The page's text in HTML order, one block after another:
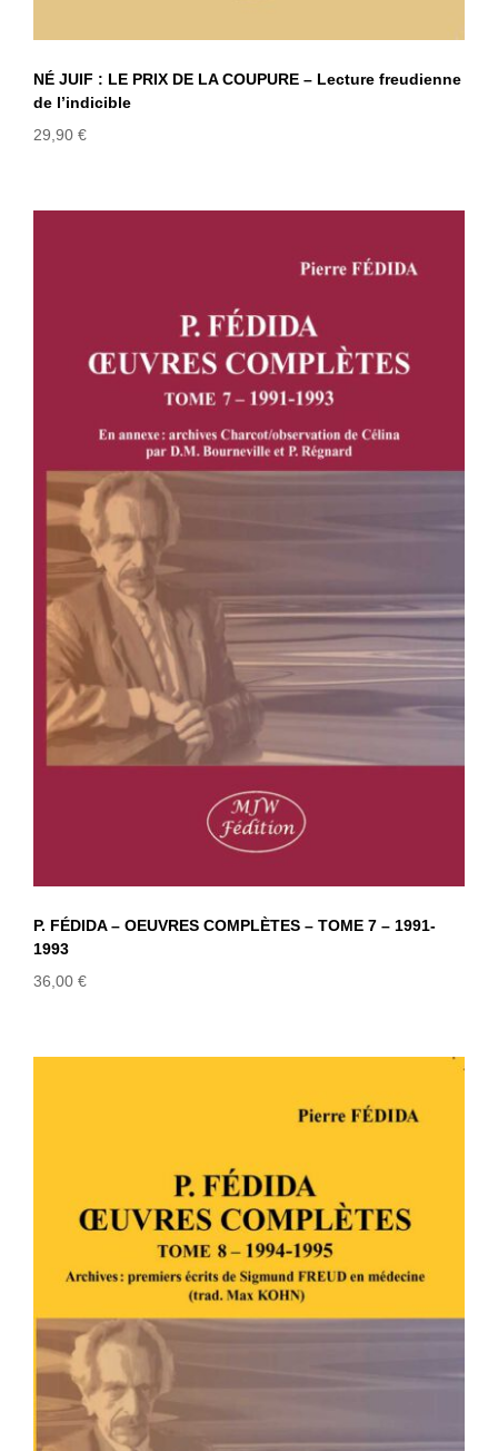
NÉ JUIF : LE PRIX DE LA COUPURE – Lecture freudienne
de l’indicible
29,90 €
P. FÉDIDA – OEUVRES COMPLÈTES –
P. FÉDIDA – OEUVRES COMPLÈTES – TOME 7 – 1991-
1993
36,00 €
P. FÉDIDA – OEUVRES COMPLÈTES –